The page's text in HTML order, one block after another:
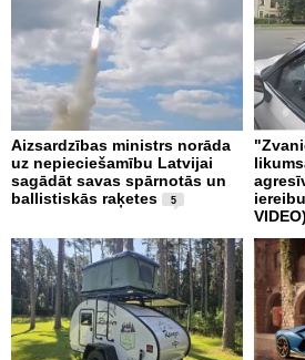
Aizsardzības ministrs norāda
uz nepieciešamību Latvijai
sagādāt savas spārnotās un
ballistiskās raķetes
5
VIDEO)